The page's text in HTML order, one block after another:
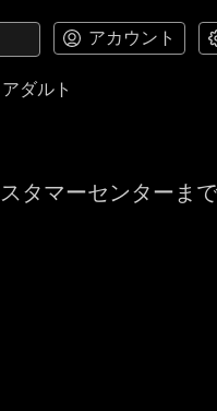
アカウント
アダルト
タマーセンターま